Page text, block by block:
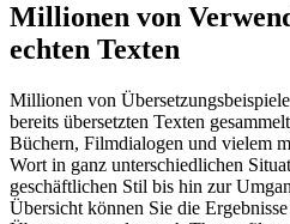
Millionen von
echten Texten
Millionen von
bereits übersetzten Texten
Büchern, Filmdialogen und vielem
Wort in ganz unterschiedlichen
geschäftlichen Stil bis hin zur
Übersicht können Sie die